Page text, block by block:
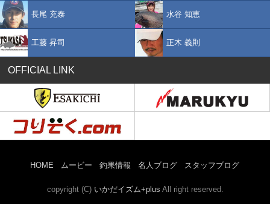
長尾 充泰 水谷 知恵
工藤 昇司 正木 義則
OFFICIAL LINK
HOME ムービー 釣果情報 名人ブログ スタッフブログ
copyright (C) いかだイズム+plus All right reserved.